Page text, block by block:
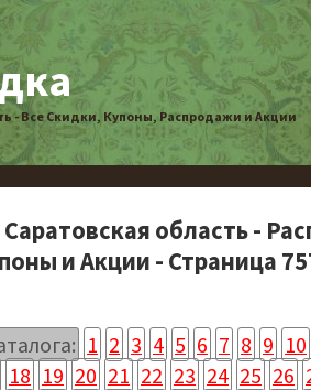
- Все Скидки, Купоны, Распродажи и Акции
область -
и Акции - Страница
1 2 3 4 5 6 7 8 9 10
18 19 20 21 22 23 24 25 26